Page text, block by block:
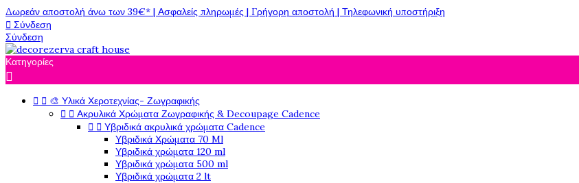
Δωρεάν αποστολή άνω των 39€* | Ασφαλείς πληρωμές | Γρήγορη αποστολή | Τηλεφωνική υποστήριξη
 Σύνδεση
Σύνδεση
Κατηγορίες

  🎨 Υλικά Χεροτεχνίας- Ζωγραφικής
  Ακρυλικά Χρώματα Ζωγραφικής & Decoupage Cadence
  Υβριδικά ακρυλικά χρώματα Cadence
Υβριδικά Χρώματα 70 Ml
Υβριδικά χρώματα 120 ml
Υβριδικά χρώματα 500 ml
Υβριδικά χρώματα 2 lt